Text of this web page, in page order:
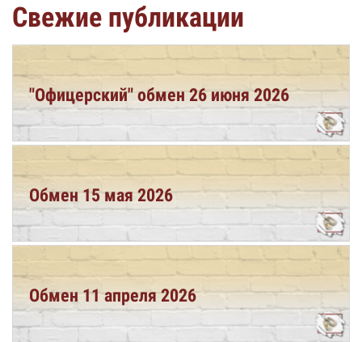
Свежие публикации
"Офицерский" обмен 26 июня 2026
Обмен 15 мая 2026
Обмен 11 апреля 2026